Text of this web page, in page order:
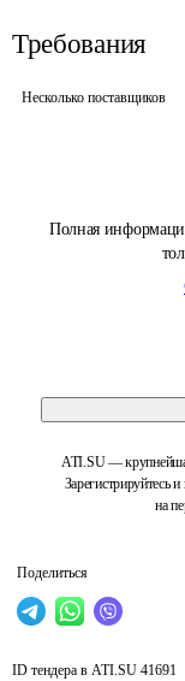
Полная
ATI.SU —
Зарегистрируйтесь
на
Поделиться
Требования
Несколько поставщиков
ID тендера в ATI.SU 41691